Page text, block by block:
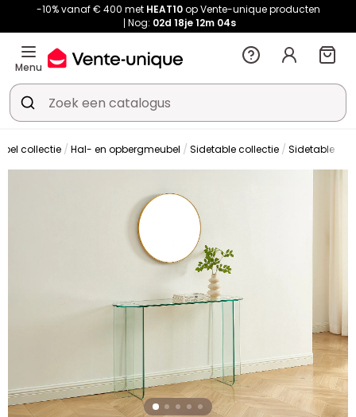
-10% vanaf € 400 met HEAT10op Vente-unique producten
Nog: 02d 18je12m 03s
Menu
collectie Hal- en opbergmeubel Sidetable collectie Sidetable